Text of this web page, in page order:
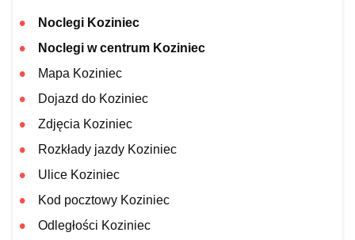
Noclegi Koziniec
Noclegi w centrum Koziniec
Mapa Koziniec
Dojazd do Koziniec
Zdjęcia Koziniec
Rozkłady jazdy Koziniec
Ulice Koziniec
Kod pocztowy Koziniec
Odległości Koziniec